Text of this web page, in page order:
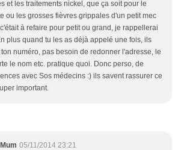
et les traitements nickel, que ça soit pour le
ou les grosses fièvres grippales d'un petit mec
à refaire pour petit ou grand, je rappellerai
plus quand tu les as déjà appelé une fois, ils
numéro, pas besoin de redonner l'adresse, le
le nom etc. pratique quoi. Donc perso, de
avec Sos médecins :) ils savent rassurer ce
important.
05/11/2014 23:21